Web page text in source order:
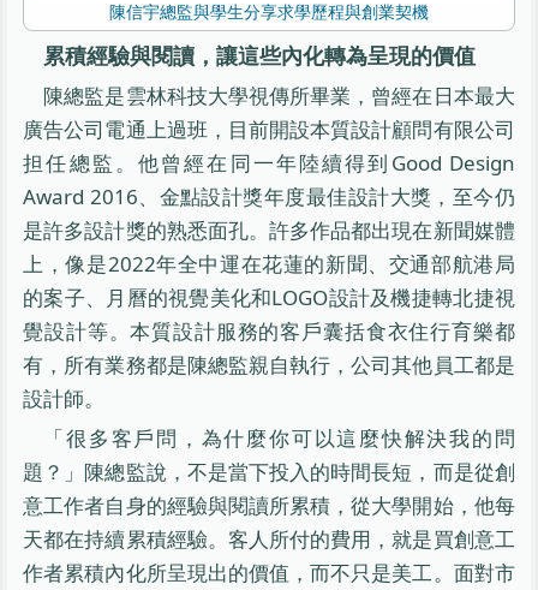
陳信宇總監與學生分享求學歷程與創業契機
累積經驗與閱讀，讓這些內化轉為呈現的價值
陳總監是雲林科技大學視傳所畢業，曾經在日本最大
廣告公司電通上過班，目前開設本質設計顧問有限公司
担任總監。他曾經在同一年陸續得到Good Design
Award 2016、金點設計獎年度最佳設計大獎，至今仍
是許多設計獎的熟悉面孔。許多作品都出現在新聞媒體
上，像是2022年全中運在花蓮的新聞、交通部航港局
的案子、月曆的視覺美化和LOGO設計及機捷轉北捷視
覺設計等。本質設計服務的客戶囊括食衣住行育樂都
有，所有業務都是陳總監親自執行，公司其他員工都是
設計師。
「很多客戶問，為什麼你可以這麼快解決我的問
題？」陳總監說，不是當下投入的時間長短，而是從創
意工作者自身的經驗與閱讀所累積，從大學開始，他每
天都在持續累積經驗。客人所付的費用，就是買創意工
作者累積內化所呈現出的價值，而不只是美工。面對市